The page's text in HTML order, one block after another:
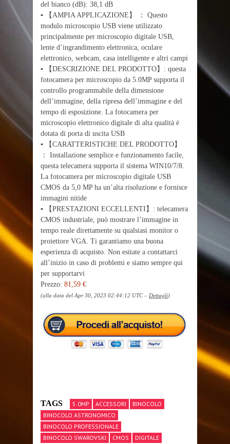
del bianco (dB): 38,1 dB
▪ 【AMPIA APPLICAZIONE】 ： Questo
modulo microscopio USB viene utilizzato
principalmente per microscopio digitale USB,
lente d’ingrandimento elettronica, oculare
elettronico, webcam, casa intelligente e altri campi
▪ 【DESCRIZIONE DEL PRODOTTO】: questa
fotocamera per microscopio da 5.0MP supporta il
controllo programmabile della dimensione
dell’immagine, della ripresa dell’immagine e del
tempo di esposizione. La fotocamera per
microscopio elettronico digitale di alta qualità è
dotata di porta di uscita USB
▪ 【CARATTERISTICHE DEL PRODOTTO】
： Installazione semplice e funzionamento facile,
questa telecamera supporta il sistema WIN10/7/8.
La fotocamera per microscopio digitale USB
CMOS da 5,0 MP ha un’alta risoluzione e fornisce
immagini nitide
▪ 【PRESTAZIONI ECCELLENTI】: telecamera
CMOS industriale, può mostrare l’immagine in
tempo reale direttamente su qualsiasi monitor o
proiettore VGA. Ti garantiamo una buona
esperienza di acquisto. Non esitate a contattarci
all’inizio in caso di problemi e siamo sempre qui
per supportarvi
Prezzo: 81,59 €
(alla data del Apr 30, 2023 02:44:12 UTC – Dettagli)
TAGS 5.0MP ACCESSORI
BINOCOLO
BINOCOLO ASTRONOMICO
BINOCOLO PROFESSIONALE
BINOCOLO SWAROVSKI
CMOS
DIGITALE